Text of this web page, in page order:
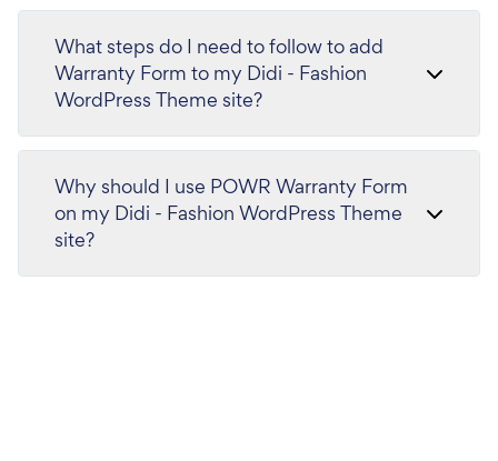
What steps do I need to follow to add
Warranty Form to my Didi - Fashion
WordPress Theme site?
Why should I use POWR Warranty Form
on my Didi - Fashion WordPress Theme
site?